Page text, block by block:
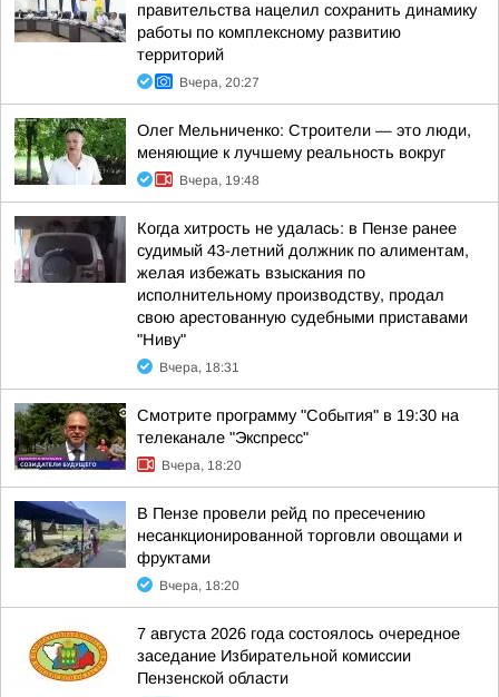
правительства нацелил сохранить динамику
работы по комплексному развитию
территорий
Вчера, 20:27
Олег Мельниченко: Строители — это люди,
меняющие к лучшему реальность вокруг
Вчера, 19:48
Когда хитрость не удалась: в Пензе ранее
судимый 43-летний должник по алиментам,
желая избежать взыскания по
исполнительному производству, продал
свою арестованную судебными приставами
"Ниву"
Вчера, 18:31
Смотрите программу "События" в 19:30 на
телеканале "Экспресс"
Вчера, 18:20
В Пензе провели рейд по пресечению
несанкционированной торговли овощами и
фруктами
Вчера, 18:20
7 августа 2026 года состоялось очередное
заседание Избирательной комиссии
Пензенской области